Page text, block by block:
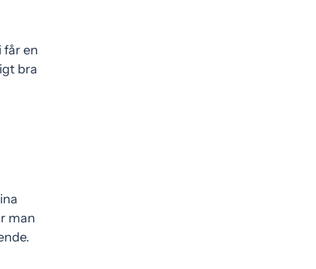
får en
bra
man